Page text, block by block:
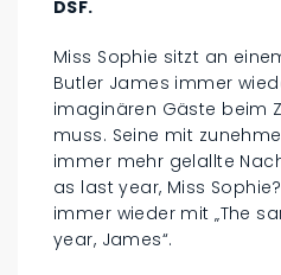
DSF.
Miss Sophie sitzt an
Butler James immer
imaginären Gäste beim
muss. Seine mit
immer mehr gelallte
as last year, Miss
immer wieder mit „The
year, James“.